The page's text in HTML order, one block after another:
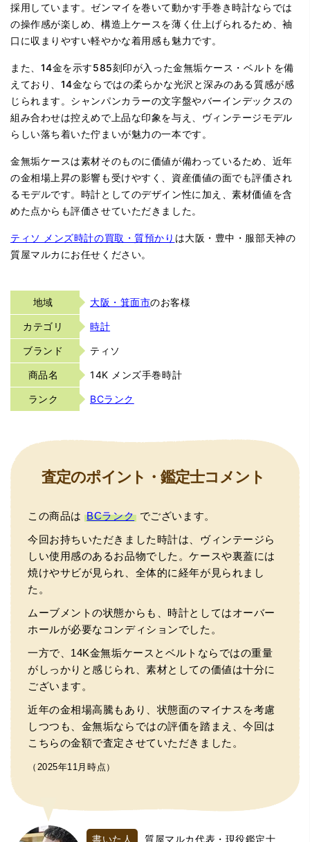
採用しています。ゼンマイを巻いて動かす手巻き時計ならでは
の操作感が楽しめ、構造上ケースを薄く仕上げられるため、袖
口に収まりやすい軽やかな着用感も魅力です。
また、14金を示す585刻印が入った金無垢ケース・ベルトを備
えており、14金ならではの柔らかな光沢と深みのある質感が感
じられます。シャンパンカラーの文字盤やバーインデックスの
組み合わせは控えめで上品な印象を与え、ヴィンテージモデル
らしい落ち着いた佇まいが魅力の一本です。
金無垢ケースは素材そのものに価値が備わっているため、近年
の金相場上昇の影響も受けやすく、資産価値の面でも評価され
るモデルです。時計としてのデザイン性に加え、素材価値を含
めた点からも評価させていただきました。
ティソ メンズ時計の買取・質預かり は大阪・豊中・服部天神の
質屋マルカにお任せください。
地域 大阪・箕面市のお客様
カテゴリ 時計
ブランド ティソ
商品名 14K メンズ手巻時計
ランク BCランク
査定のポイント・鑑定士コメント
この商品はBCランク でございます。
今回お持ちいただきました時計は、ヴィンテージら
しい使用感のあるお品物でした。ケースや裏蓋には
焼けやサビが見られ、全体的に経年が見られまし
た。
ムーブメントの状態からも、時計としてはオーバー
ホールが必要なコンディションでした。
一方で、14K金無垢ケースとベルトならではの重量
がしっかりと感じられ、素材としての価値は十分に
ございます。
近年の金相場高騰もあり、状態面のマイナスを考慮
しつつも、金無垢ならではの評価を踏まえ、今回は
こちらの金額で査定させていただきました。
（2025年11月時点）
書いた人 質屋マルカ代表・現役鑑定士